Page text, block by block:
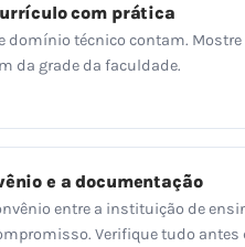
com prática
domínio técnico contam. Mostre
da grade da faculdade.
e a documentação
entre a instituição de
Verifique tudo antes